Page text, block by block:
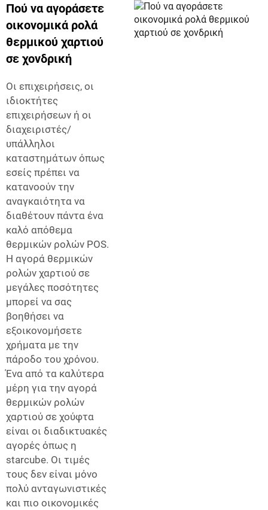
Πού να αγοράσετε
οικονομικά ρολά
θερμικού χαρτιού
σε χονδρική
Οι επιχειρήσεις, οι
ιδιοκτήτες
επιχειρήσεων ή οι
διαχειριστές/
υπάλληλοι
καταστημάτων όπως
εσείς πρέπει να
κατανοούν την
αναγκαιότητα να
διαθέτουν πάντα ένα
καλό απόθεμα
θερμικών ρολών POS.
Η αγορά θερμικών
ρολών χαρτιού σε
μεγάλες ποσότητες
μπορεί να σας
βοηθήσει να
εξοικονομήσετε
χρήματα με την
πάροδο του χρόνου.
Ένα από τα καλύτερα
μέρη για την αγορά
θερμικών ρολών
χαρτιού σε χούφτα
είναι οι διαδικτυακές
αγορές όπως η
starcube. Οι τιμές
τους δεν είναι μόνο
πολύ ανταγωνιστικές
και πιο οικονομικές